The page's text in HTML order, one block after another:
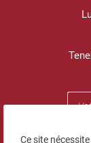
Ce site